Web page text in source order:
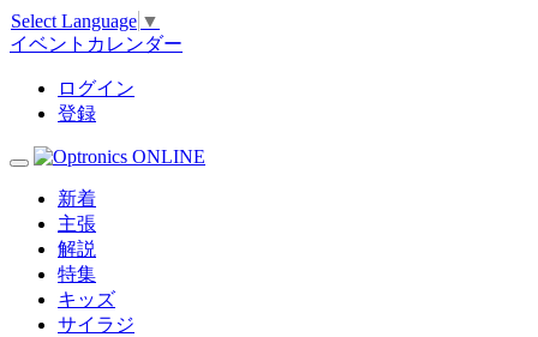
Select Language ▼
イベントカレンダー
ログイン
登録
新着
主張
解説
特集
キッズ
サイラジ